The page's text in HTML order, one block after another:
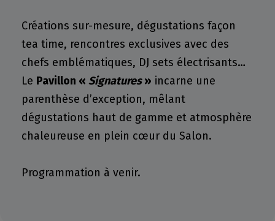
Créations sur-mesure, dégustations façon
tea time, rencontres exclusives avec des
chefs emblématiques, DJ sets électrisants…
Le Pavillon « Signatures» incarne une
parenthèse d’exception, mêlant
dégustations haut de gamme et atmosphère
chaleureuse en plein cœur du Salon.
Programmation à venir.